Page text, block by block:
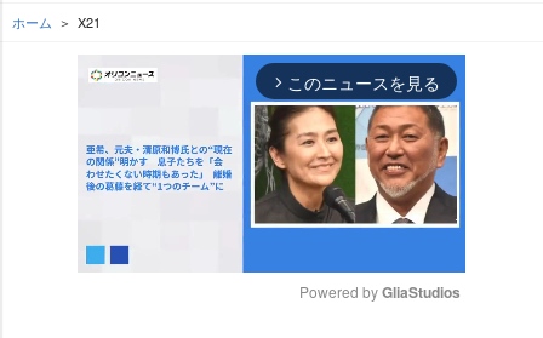
ホーム X21
arrow_forward_ios このニュースを見る
Powered by GliaStudios